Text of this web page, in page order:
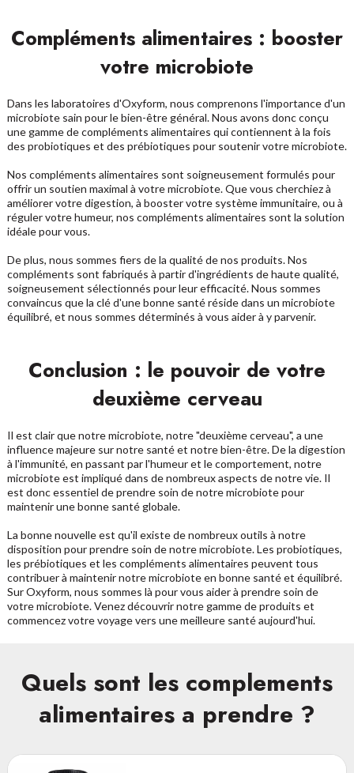
Compléments alimentaires : booster
votre microbiote
Dans les laboratoires d'Oxyform, nous comprenons l'importance d'un
microbiote sain pour le bien-être général. Nous avons donc conçu
une gamme decompléments alimentaires qui contiennent à la fois
des probiotiques et des prébiotiques pour soutenir votre microbiote.
Nos compléments alimentaires sont soigneusement formulés pour
offrir un soutien maximal à votre microbiote. Que vous cherchiez à
améliorer votre digestion, à booster votre système immunitaire, ou à
réguler votre humeur, nos compléments alimentaires sont la solution
idéale pour vous.
De plus, nous sommes fiers de la qualité de nos produits. Nos
compléments sont fabriqués à partir d'ingrédients de haute qualité,
soigneusement sélectionnés pour leur efficacité. Nous sommes
convaincus que la clé d'une bonne santé réside dans un microbiote
équilibré, et nous sommes déterminés à vous aider à y parvenir.
Conclusion : le pouvoir de votre
deuxième cerveau
Il est clair que notre microbiote, notre "deuxième cerveau", a une
influence majeure sur notre santé et notre bien-être. De la digestion
à l'immunité, en passant par l'humeur et le comportement, notre
microbiote est impliqué dans de nombreux aspects de notre vie. Il
est donc essentiel de prendre soin de notre microbiote pour
maintenir une bonne santé globale.
La bonne nouvelle est qu'il existe de nombreux outils à notre
disposition pour prendre soin de notre microbiote. Les probiotiques,
les prébiotiques et les compléments alimentaires peuvent tous
contribuer à maintenir notre microbiote en bonne santé et équilibré.
Sur Oxyform, nous sommes là pour vous aider à prendre soin de
votre microbiote. Venez découvrir notre gamme de produits et
commencez votre voyage vers une meilleure santé aujourd'hui.
Quels sont les complements
alimentaires a prendre ?